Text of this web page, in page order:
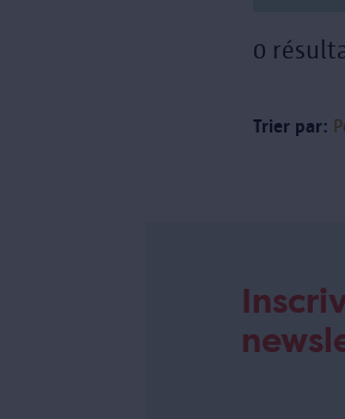
0
Trier par: